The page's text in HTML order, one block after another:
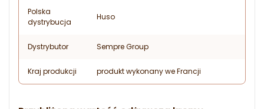
Polska
dystrybucja
Huso
Dystrybutor Sempre Group
Kraj produkcji produkt wykonany we Francji